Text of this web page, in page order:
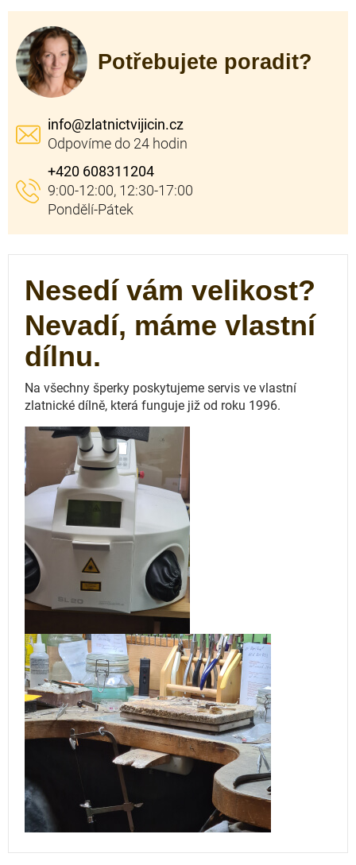
Potřebujete poradit?
info@zlatnictvijicin.cz
+420 608311204
Nesedí vám velikost?
Nevadí, máme vlastní
dílnu.
Na všechny šperky poskytujeme servis ve vlastní
zlatnické dílně, která funguje již od roku 1996.